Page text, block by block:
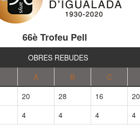
66è Trofeu Pell
OBRES REBUDES
A B C
20 28 16 20
4 4 4 4